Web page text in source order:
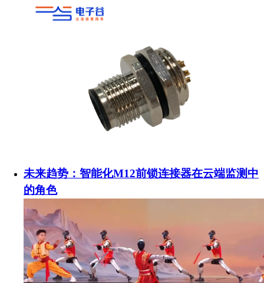
未来趋势：智能化M12前锁连接器在云端监测中
的角色